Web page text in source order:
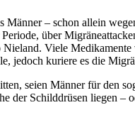
– schon allein
über
Viele
jedoch kuriere es die
seien Männer für den
der Schilddrüsen liegen –